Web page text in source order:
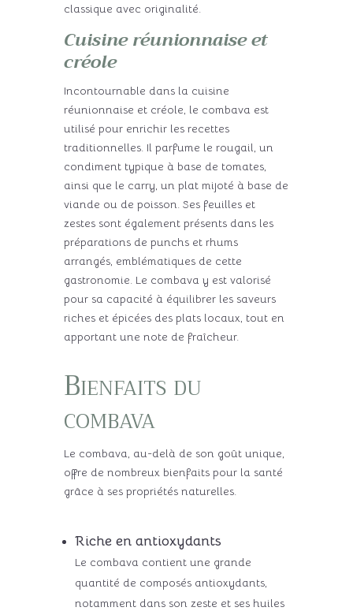
classique avec originalité.
Cuisine réunionnaise et
créole
Incontournable dans la cuisine
réunionnaise et créole, le combava est
utilisé pour enrichir les recettes
traditionnelles. Il parfume le rougail, un
condiment typique à base de tomates,
ainsi que le carry, un plat mijoté à base de
viande ou de poisson. Ses feuilles et
zestes sont également présents dans les
préparations de punchs et rhums
arrangés, emblématiques de cette
gastronomie. Le combava y est valorisé
pour sa capacité à équilibrer les saveurs
riches et épicées des plats locaux, tout en
apportant une note de fraîcheur.
Bienfaits du
combava
Le combava, au-delà de son goût unique,
offre de nombreux bienfaits pour la santé
grâce à ses propriétés naturelles.
Riche en antioxydants
Le combava contient une grande
quantité de composés antioxydants,
notamment dans son zeste et ses huiles